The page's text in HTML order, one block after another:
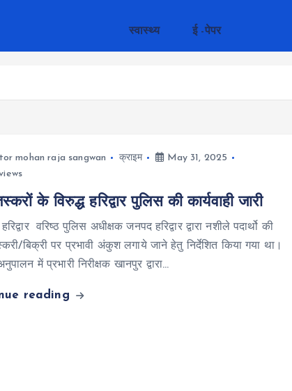
स्वास्थ्य ई -पेपर
mohan raja sangwan क्राइम
May 31, 2025
के विरुद्ध हरिद्वार पुलिस की कार्यवाही जारी
वरिष्ठ पुलिस अधीक्षक जनपद हरिद्वार द्वारा नशीले पदार्थो की
बिक्री पर प्रभावी अंकुश लगाये जाने हेतु निर्देशित किया गया था।
में प्रभारी निरीक्षक खानपुर द्वारा…
reading